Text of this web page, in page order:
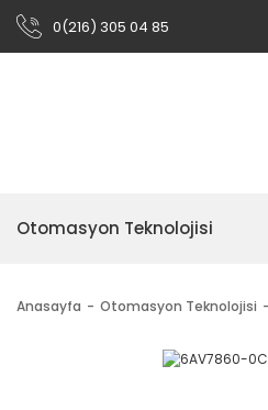
0(216) 305 04 85
Otomasyon Teknolojisi
Anasayfa Otomasyon Teknolojisi